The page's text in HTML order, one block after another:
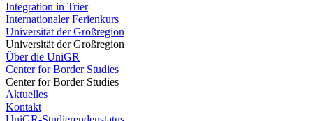
Integration in Trier
Internationaler Ferienkurs
Universität der Großregion
Universität der Großregion
Über die UniGR
Center for Border Studies
Center for Border Studies
Aktuelles
Kontakt